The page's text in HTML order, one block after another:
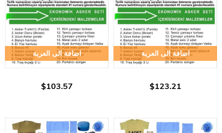
اضافة الى العربة
$103.57
اضافة الى العربة
$123.21